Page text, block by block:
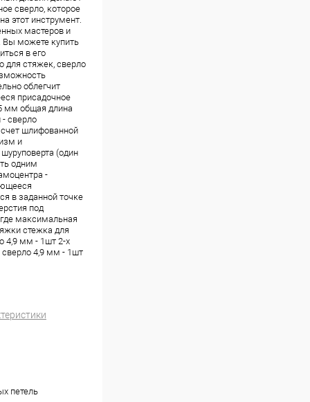
сверло, которое
этот инструмент.
мастеров и
Вы можете купить
в его
для стяжек, сверло
облегчит
присадочное
мм общая длина
сверло
шлифованной
и
(один
одним
-
в заданной точке
под
максимальная
стежка для
4,9 мм - 1шт 2-х
сверло 4,9 мм - 1шт
петель